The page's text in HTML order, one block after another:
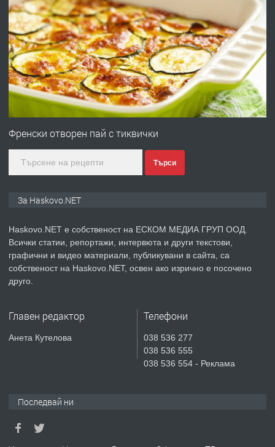
ПРЕДЛАГА Давам гараж под наем
преди 3 дни
№4120 Магазин/Офис под наем в кв.
градската градина!
преди 3 дни
ПРЕДЛАГА
Продавам парцел в гр. Хасково кв.
СГЛОБЯВАНЕ НА МЕБЕЛИ.
Френски отворен пай с тиквички
Търси
За Haskovo.NET
Haskovo.NET е собственост на ЕСКОМ МЕДИА ГРУП ООД.
Всички статии, репортажи, интервюта и други текстови,
графични и видео материали, публикувани в сайта, са
собственост на Haskovo.NET, освен ако изрично е посочено
друго.
Главен редактор
Анета Кутелова
Телефони
038 536 277
038 536 555
038 536 554 - Реклама
Последвай ни